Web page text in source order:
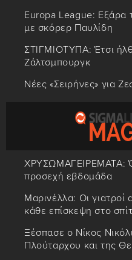
Europa League: Εξάρα
με σκόρερ Παυλίδη
ΣΤΙΓΜΙΟΤΥΠΑ: Έτσι
Ζάλτσμπουργκ
Νέες «Σειρήνες» για
ΧΡΥΣΩΜΑΓΕΙΡΕΜΑΤΑ:
προσεχή εβδομάδα
Μαρινέλλα: Οι
κάθε επίσκεψη στο
Ξέσπασε ο Νίκος
Πλούταρχου και της